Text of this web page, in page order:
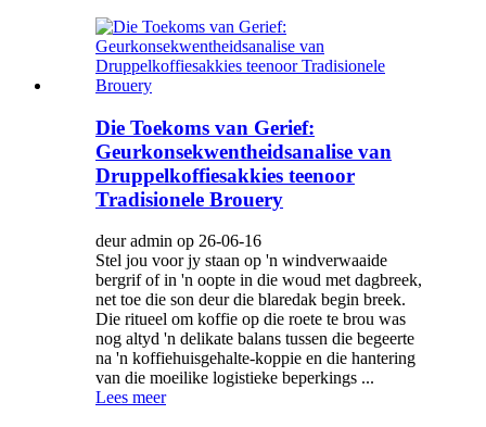
Die Toekoms van Gerief:
Geurkonsekwentheidsanalise van
Druppelkoffiesakkies teenoor
Tradisionele Brouery
deur admin op 26-06-16
Stel jou voor jy staan ​​op 'n windverwaaide
bergrif of in 'n oopte in die woud met dagbreek,
net toe die son deur die blaredak begin breek.
Die ritueel om koffie op die roete te brou was
nog altyd 'n delikate balans tussen die begeerte
na 'n koffiehuisgehalte-koppie en die hantering
van die moeilike logistieke beperkings ...
Lees meer